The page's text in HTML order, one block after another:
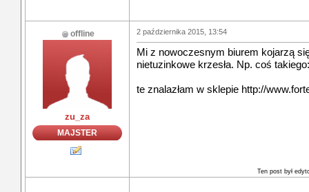
offline
zu_za
MAJSTER
2 października 2015, 13:54
Mi z nowoczesnym biurem kojarzą
nietuzinkowe krzesła. Np. coś takiego:
te znalazłam w sklepie http://
Ten post był